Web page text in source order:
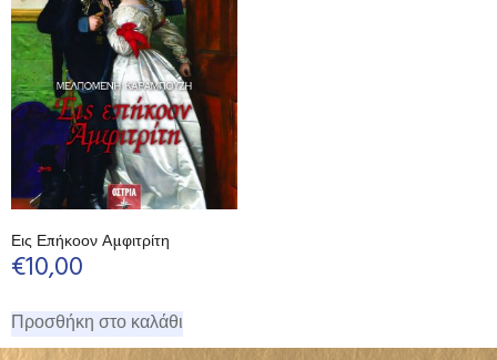
Εις Επήκοον Αμφιτρίτη
€10,00
Προσθήκη στο καλάθι